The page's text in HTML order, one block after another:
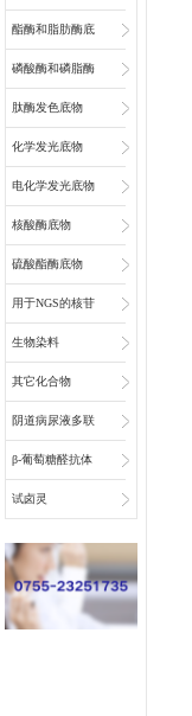
酯酶和脂肪酶底
物
磷酸酶和磷脂酶
底物
肽酶发色底物
化学发光底物
电化学发光底物
核酸酶底物
硫酸酯酶底物
用于NGS的核苷
和核苷酸
生物染料
其它化合物
阴道病尿液多联
检底物
β-葡萄糖醛抗体
偶联物连接子
试卤灵